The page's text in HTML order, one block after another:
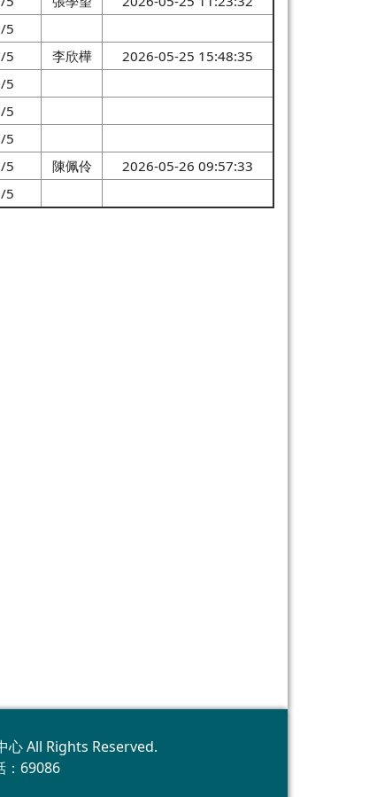
5
5 李欣樺
2026-05-25 15:48:35
5
5
5
5 陳佩伶
2026-05-26 09:57:33
5
心 All Rights Reserved.
：69086